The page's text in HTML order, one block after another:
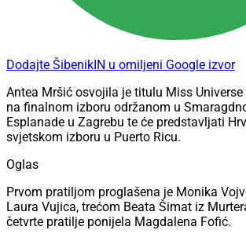
Dodajte ŠibenikIN u omiljeni Google izvor
Antea Mršić osvojila je titulu Miss Universe
na finalnom izboru održanom u
Esplanade u Zagrebu te će predstavljati
svjetskom izboru u Puerto Ricu.
Oglas
Prvom pratiljom proglašena je Monika
Laura Vujica, trećom Beata Šimat iz
četvrte pratilje ponijela Magdalena Fofić.